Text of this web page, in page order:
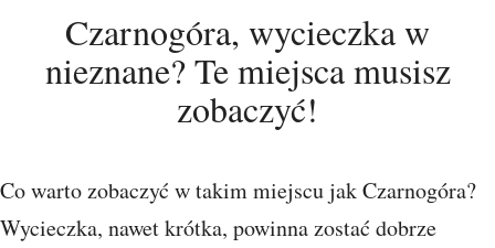
Czarnogóra, wycieczka w
nieznane? Te miejsca musisz
zobaczyć!
Co warto zobaczyć w takim miejscu jak Czarnogóra?
Wycieczka, nawet krótka, powinna zostać dobrze